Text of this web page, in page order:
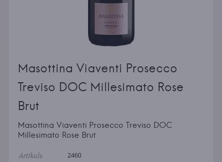
Masottina Viaventi Prosecco
Treviso DOC Millesimato Rose
Brut
Masottina Viaventi Prosecco Treviso DOC
Millesimato Rose Brut
Artikuls 2460